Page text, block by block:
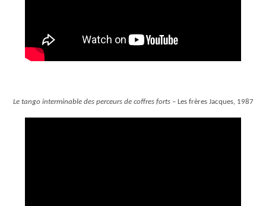
Le tango interminable des perceurs de coffres forts– Les frères Jacques, 1987